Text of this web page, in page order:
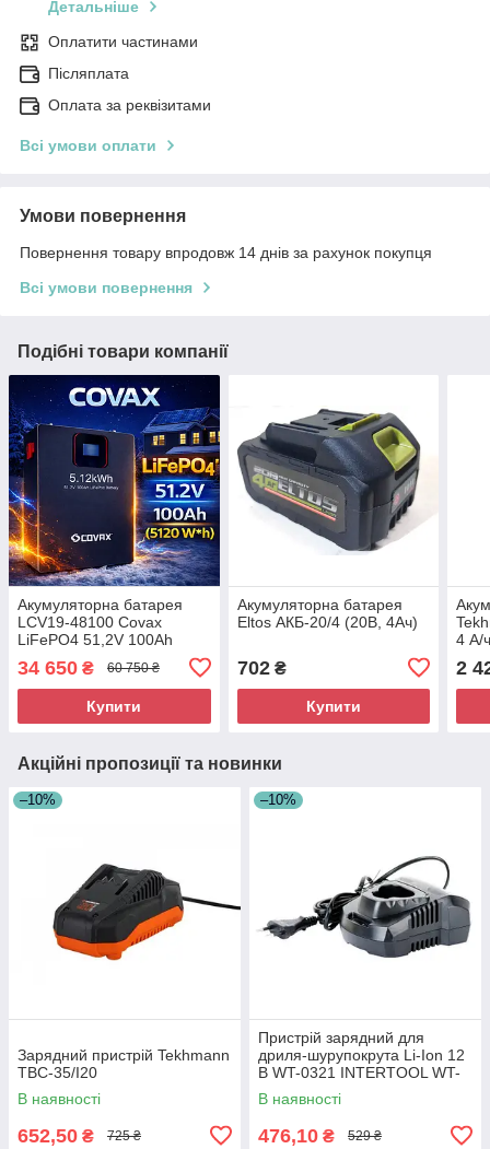
Детальніше
Оплатити частинами
Післяплата
Оплата за реквізитами
Всі умови оплати
Умови повернення
Повернення товару впродовж 14 днів за рахунок покупця
Всі умови повернення
Подібні товари компанії
Акумуляторна батарея
LCV19-48100 Covax
LiFePO4 51,2V 100Ah
34 650 ₴ 60 750 ₴
Купити
Акумуляторна батарея
Eltos АКБ-20/4 (20В, 4Ач)
702₴
Купити
4 А/
2
Акційні пропозиції та новинки
–10%
Зарядний пристрій Tekhmann
TBC-35/I20
В наявності
652,50 ₴ 725 ₴
–10%
Пристрій зарядний для
дриля-шурупокрута Li-Ion 12
В WT-0321 INTERTOOL WT-
0320
В наявності
476,10 ₴ 529 ₴